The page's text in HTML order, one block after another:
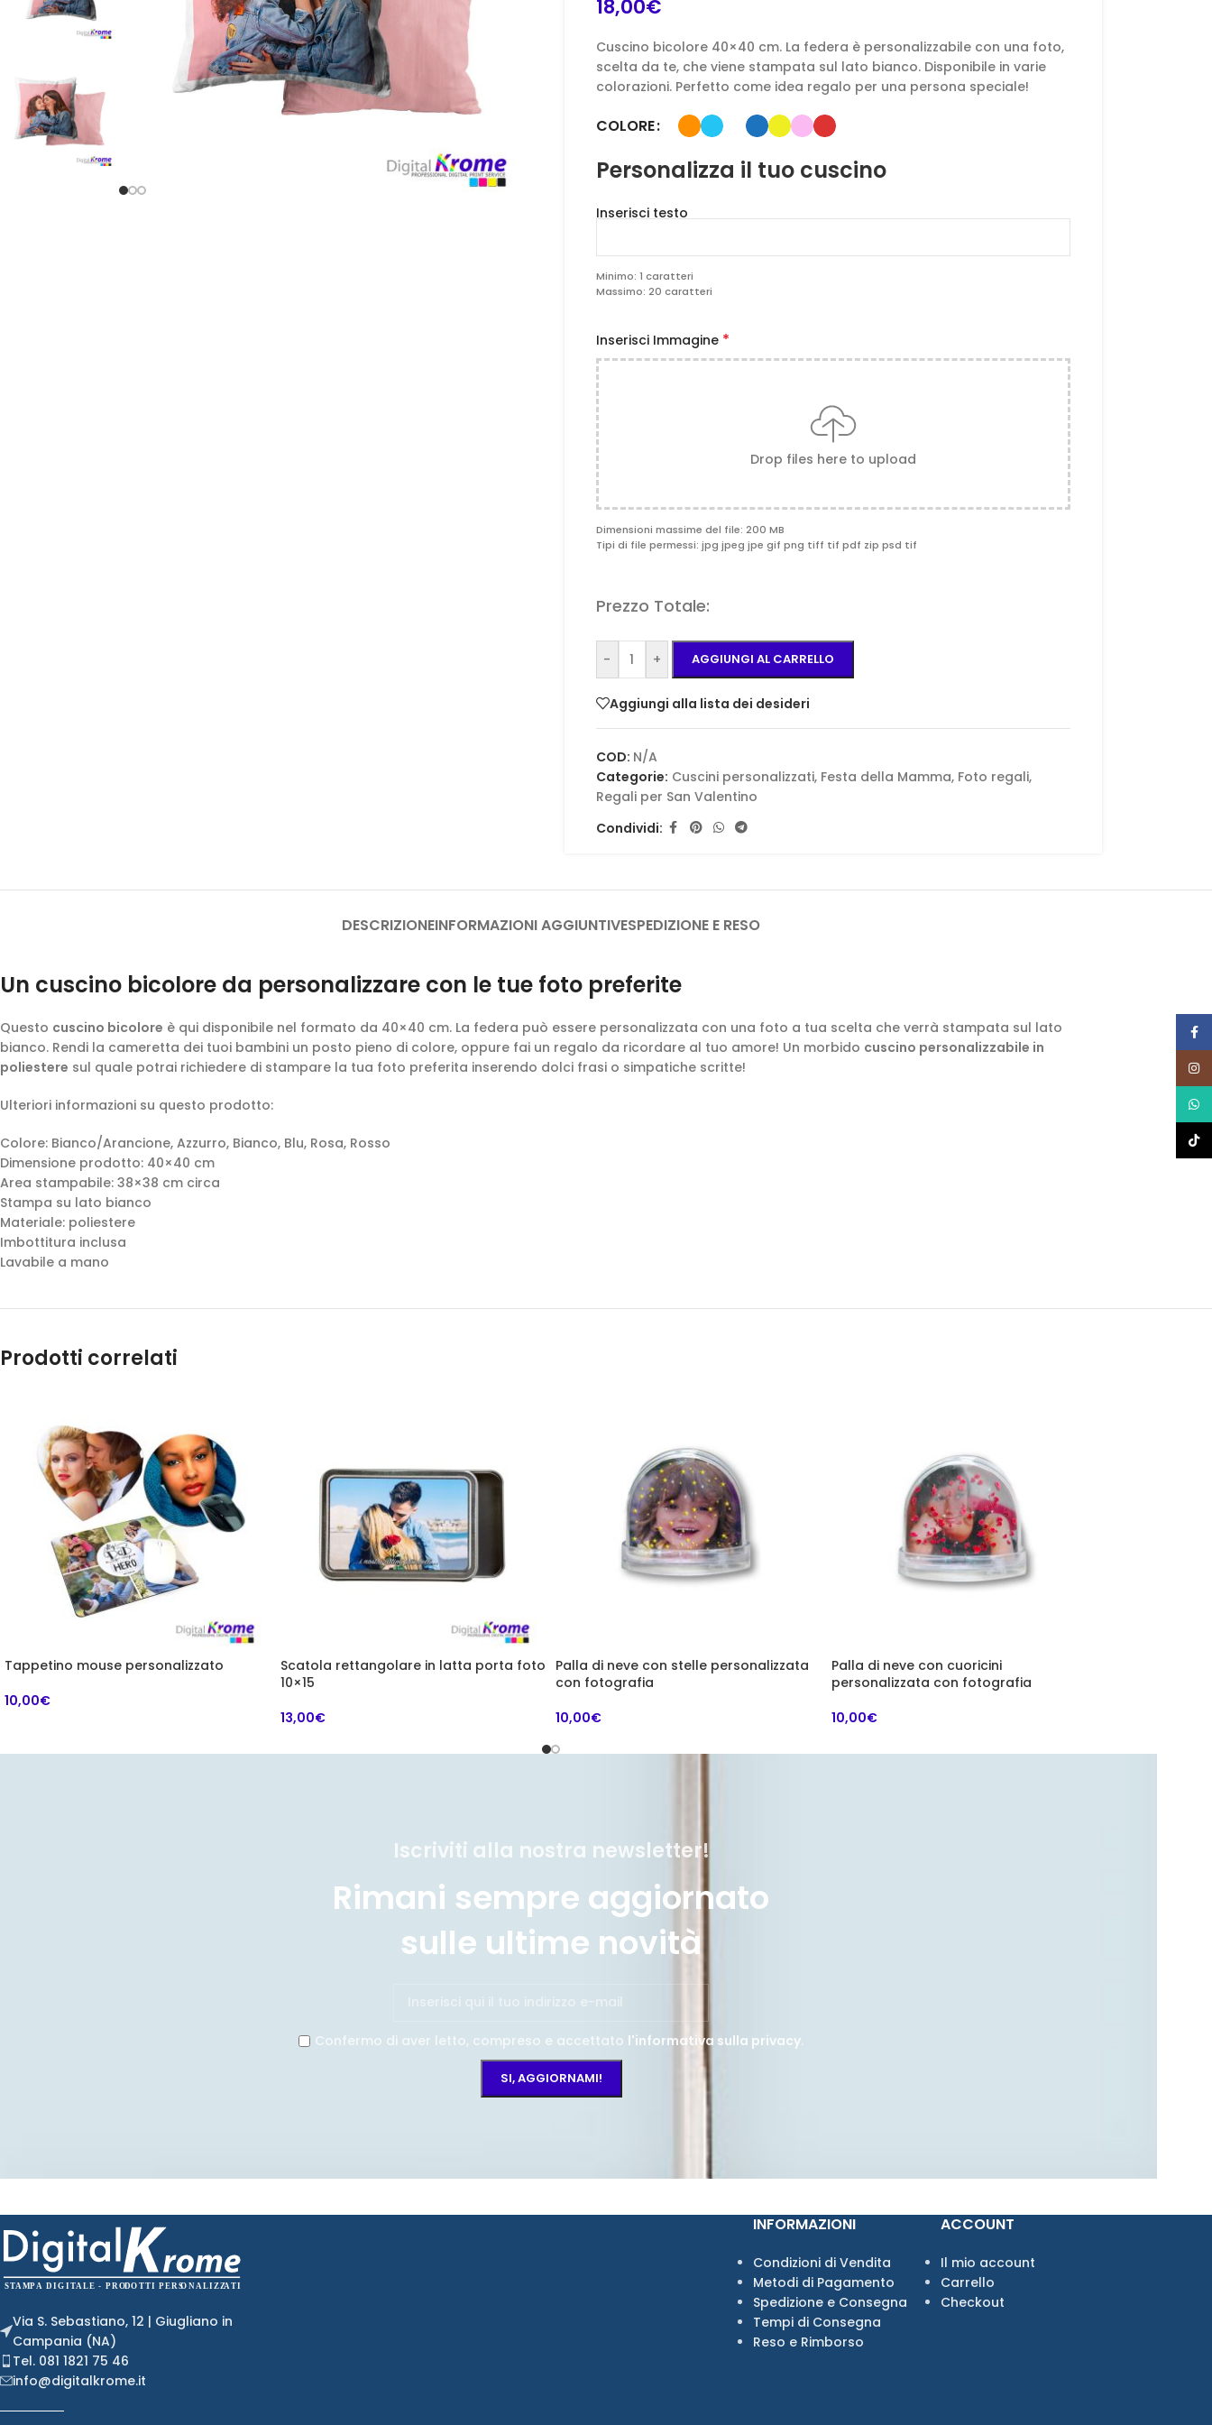
18,00€
Cuscino bicolore 40×40 cm. La federa è personalizzabile con una foto,
scelta da te, che viene stampata sul lato bianco. Disponibile in varie
colorazioni. Perfetto come idea regalo per una persona speciale!
COLORE
Personalizza il tuo cuscino
Inserisci testo
Minimo: 1 caratteri
Massimo: 20 caratteri
Inserisci Immagine*
Drop files here to upload
Dimensioni massime del file: 200 MB
Tipi di file permessi: jpg jpeg jpe gif png tiff tif pdf zip psd tif
Prezzo Totale:
- + AGGIUNGI AL CARRELLO
Aggiungi alla lista dei desideri
COD: N/A
Categorie: Cuscini personalizzati, Festa della Mamma, Foto regali,
Regali per San Valentino
Condividi:
DESCRIZIONEINFORMAZIONI AGGIUNTIVESPEDIZIONE E RESO
Un cuscino bicolore da personalizzare con le tue foto preferite
Questo cuscino bicolore è qui disponibile nel formato da 40×40 cm. La federa può essere personalizzata con una foto a tua scelta che verrà stampata sul lato
bianco. Rendi la cameretta dei tuoi bambini un posto pieno di colore, oppure fai un regalo da ricordare al tuo amore! Un morbido cuscino personalizzabile in
poliestere sul quale potrai richiedere di stampare la tua foto preferita inserendo dolci frasi o simpatiche scritte!
Ulteriori informazioni su questo prodotto:
Colore: Bianco/Arancione, Azzurro, Bianco, Blu, Rosa, Rosso
Dimensione prodotto: 40×40 cm
Area stampabile: 38×38 cm circa
Stampa su lato bianco
Materiale: poliestere
Imbottitura inclusa
Lavabile a mano
Prodotti correlati
Tappetino mouse personalizzato
10,00€
Scatola rettangolare in latta porta foto
10×15
13,00€
Palla di neve con stelle personalizzata
con fotografia
10,00€
Palla di neve con cuoricini
personalizzata con fotografia
10,00€
Iscriviti alla nostra newsletter!
Rimani sempre aggiornato
sulle ultime novità
Confermo di aver letto, compreso e accettato l'informativa sulla privacy.
Via S. Sebastiano, 12 | Giugliano in
Campania (NA)
Tel. 081 1821 75 46
info@digitalkrome.it
INFORMAZIONI
Condizioni di Vendita
Metodi di Pagamento
Spedizione e Consegna
Tempi di Consegna
Reso e Rimborso
ACCOUNT
Il mio account
Carrello
Checkout